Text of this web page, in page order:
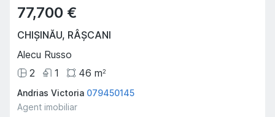
77,700 €
CHIȘINĂU, RÂȘCANI
Alecu Russo
2
1 46 m2
Andrias Victoria 079450145
Agent imobiliar